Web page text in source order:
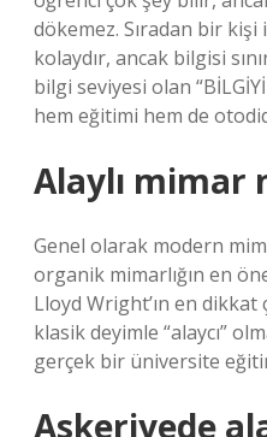
dökemez. Sıradan bir
kolaydır, ancak bilgisi
bilgi seviyesi olan
hem eğitimi hem de
Alaylı mimar
Genel olarak modern
organik mimarlığın en
Lloyd Wright’ın en
klasik deyimle “alaycı”
gerçek bir üniversite
Askeriyede